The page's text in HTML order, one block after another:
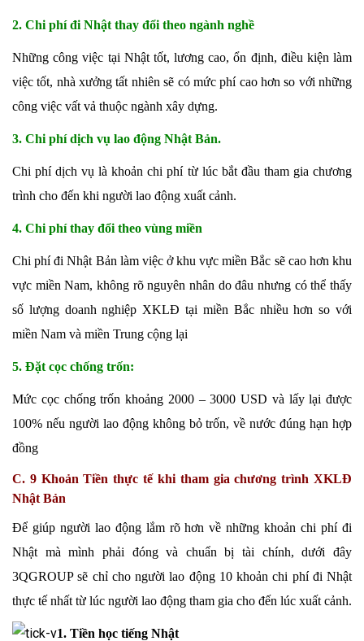
2. Chi phí đi Nhật thay đổi theo ngành nghề
Những công việc tại Nhật tốt, lương cao, ổn định, điều kiện làm
việc tốt, nhà xưởng tất nhiên sẽ có mức phí cao hơn so với những
công việc vất vả thuộc ngành xây dựng.
3. Chi phí dịch vụ lao động Nhật Bản.
Chi phí dịch vụ là khoản chi phí từ lúc bắt đầu tham gia chương
trình cho đến khi người lao động xuất cảnh.
4. Chi phí thay đổi theo vùng miền
Chi phí đi Nhật Bản làm việc ở khu vực miền Bắc sẽ cao hơn khu
vực miền Nam, không rõ nguyên nhân do đâu nhưng có thể thấy
số lượng doanh nghiệp XKLĐ tại miền Bắc nhiều hơn so với
miền Nam và miền Trung cộng lại
5. Đặt cọc chống trốn:
Mức cọc chống trốn khoảng 2000 – 3000 USD và lấy lại được
100% nếu người lao động không bỏ trốn, về nước đúng hạn hợp
đồng
C. 9 Khoản Tiền thực tế khi tham gia chương trình XKLĐ
Nhật Bản
Để giúp người lao động lắm rõ hơn về những khoản chi phí đi
Nhật mà mình phải đóng và chuẩn bị tài chính, dưới đây
3QGROUP sẽ chỉ cho người lao động 10 khoản chi phí đi Nhật
thực tế nhất từ lúc người lao động tham gia cho đến lúc xuất cảnh.
1. Tiền học tiếng Nhật